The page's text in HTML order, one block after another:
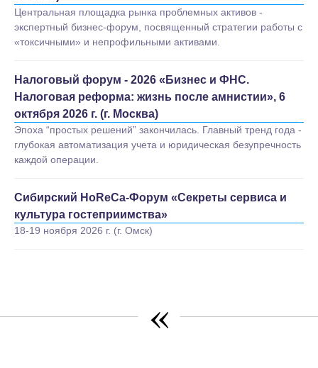
Центральная площадка рынка проблемных активов -
экспертный бизнес-форум, посвященный стратегии работы с
«токсичными» и непрофильными активами.
Налоговый форум - 2026 «Бизнес и ФНС.
Налоговая реформа: жизнь после амнистии», 6
октября 2026 г. (г. Москва)
Эпоха “простых решений” закончилась. Главный тренд года -
глубокая автоматизация учета и юридическая безупречность
каждой операции.
Сибирский HoReCa-Форум «Секреты сервиса и
культура гостеприимства»
18-19 ноября 2026 г. (г. Омск)
«